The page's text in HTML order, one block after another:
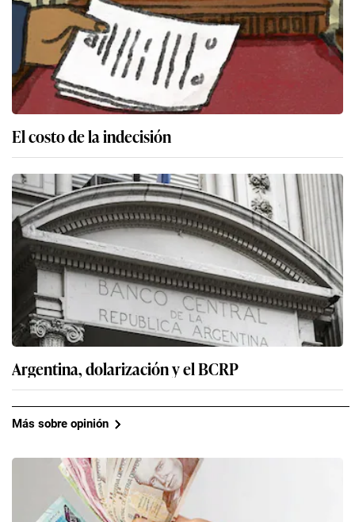
El costo de la indecisión
Argentina, dolarización y el BCRP
Más sobre opinión